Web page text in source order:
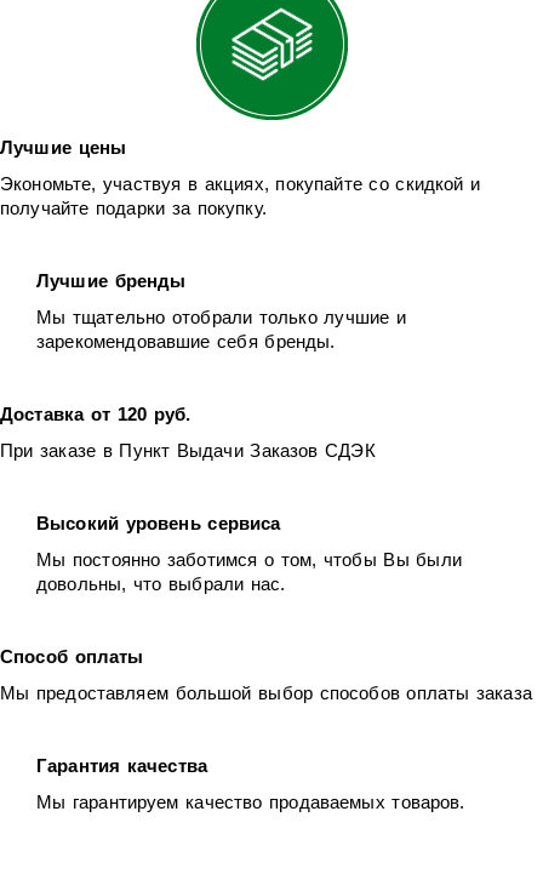
Лучшие цены
Экономьте, участвуя в акциях, покупайте со скидкой и
получайте подарки за покупку.
Лучшие бренды
Мы тщательно отобрали только лучшие и
зарекомендовавшие себя бренды.
Доставка от 120 руб.
При заказе в Пункт Выдачи Заказов СДЭК
Высокий уровень сервиса
Мы постоянно заботимся о том, чтобы Вы были
довольны, что выбрали нас.
Способ оплаты
Мы предоставляем большой выбор способов оплаты заказа
Гарантия качества
Мы гарантируем качество продаваемых товаров.